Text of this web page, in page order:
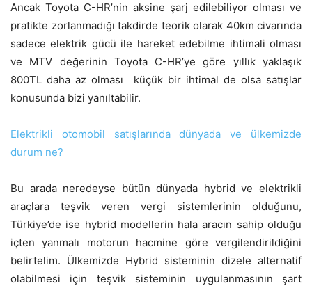
Ancak Toyota C-HR’nin aksine şarj edilebiliyor olması ve
pratikte zorlanmadığı takdirde teorik olarak 40km civarında
sadece elektrik gücü ile hareket edebilme ihtimali olması
ve MTV değerinin Toyota C-HR’ye göre yıllık yaklaşık
800TL daha az olması küçük bir ihtimal de olsa satışlar
konusunda bizi yanıltabilir.
Elektrikli otomobil satışlarında dünyada ve ülkemizde
durum ne?
Bu arada neredeyse bütün dünyada hybrid ve elektrikli
araçlara teşvik veren vergi sistemlerinin olduğunu,
Türkiye’de ise hybrid modellerin hala aracın sahip olduğu
içten yanmalı motorun hacmine göre vergilendirildiğini
belirtelim. Ülkemizde Hybrid sisteminin dizele alternatif
olabilmesi için teşvik sisteminin uygulanmasının şart